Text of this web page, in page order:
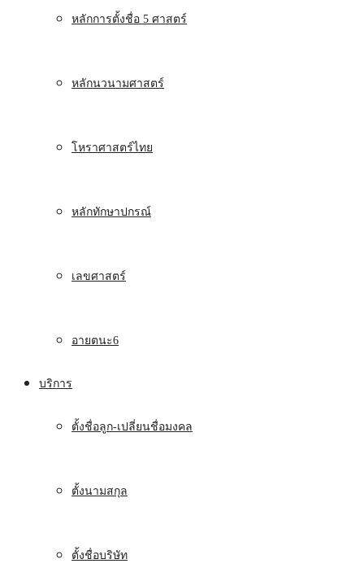
หลักการตั้งชื่อ 5 ศาสตร์
หลักนวนามศาสตร์
โหราศาสตร์ไทย
หลักทักษาปกรณ์
เลขศาสตร์
อายตนะ6
บริการ
ตั้งชื่อลูก-เปลี่ยนชื่อมงคล
ตั้งนามสกุล
ตั้งชื่อบริษัท